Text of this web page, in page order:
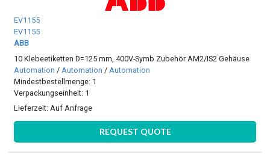
EV1155
EV1155
ABB
10 Klebeetiketten D=125 mm, 400V-Symb Zubehör AM2/IS2 Gehäuse
Automation / Automation / Automation
Mindestbestellmenge: 1
Verpackungseinheit: 1
Lieferzeit: Auf Anfrage
REQUEST QUOTE